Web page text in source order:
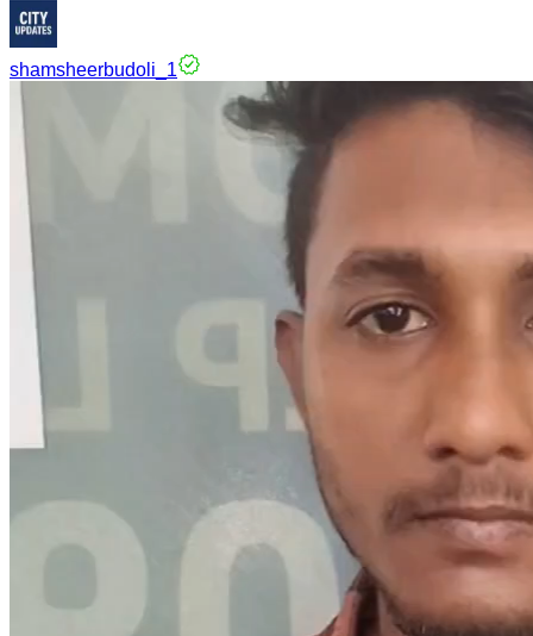
shamsheerbudoli_1